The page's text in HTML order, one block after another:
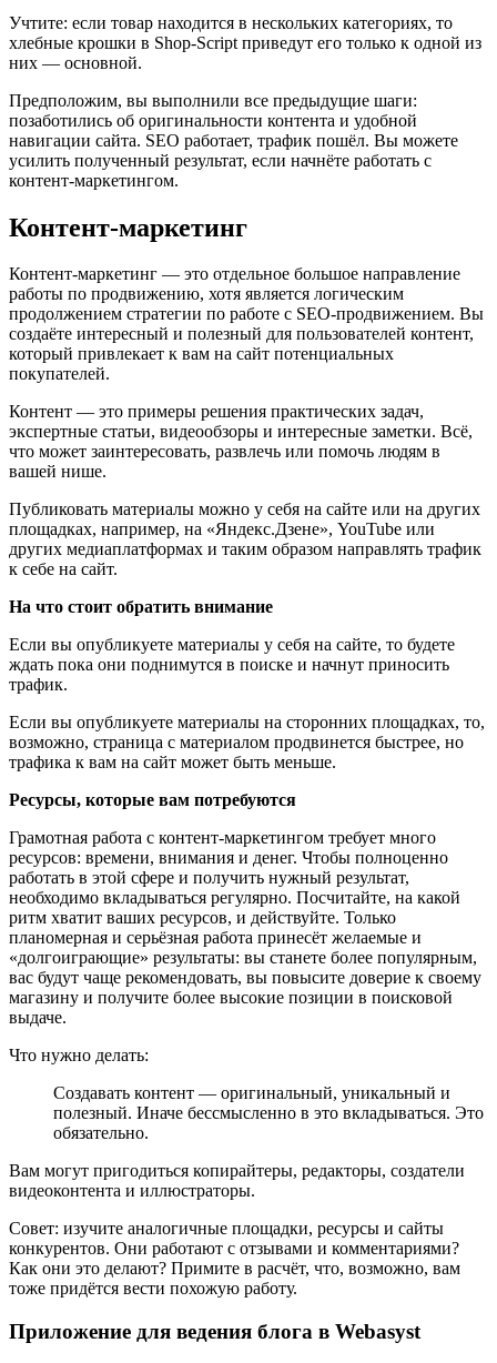
Учтите: если товар находится в нескольких категориях, то
хлебные крошки в Shop-Script приведут его только к одной из
них — основной.
Предположим, вы выполнили все предыдущие шаги:
позаботились об оригинальности контента и удобной
навигации сайта. SEO работает, трафик пошёл. Вы можете
усилить полученный результат, если начнёте работать с
контент-маркетингом.
Контент-маркетинг
Контент-маркетинг — это отдельное большое направление
работы по продвижению, хотя является логическим
продолжением стратегии по работе с SEO-продвижением. Вы
создаёте интересный и полезный для пользователей контент,
который привлекает к вам на сайт потенциальных
покупателей.
Контент — это примеры решения практических задач,
экспертные статьи, видеообзоры и интересные заметки. Всё,
что может заинтересовать, развлечь или помочь людям в
вашей нише.
Публиковать материалы можно у себя на сайте или на других
площадках, например, на «Яндекс.Дзене», YouTube или
других медиаплатформах и таким образом направлять трафик
к себе на сайт.
На что стоит обратить внимание
Если вы опубликуете материалы у себя на сайте, то будете
ждать пока они поднимутся в поиске и начнут приносить
трафик.
Если вы опубликуете материалы на сторонних площадках, то,
возможно, страница с материалом продвинется быстрее, но
трафика к вам на сайт может быть меньше.
Ресурсы, которые вам потребуются
Грамотная работа с контент-маркетингом требует много
ресурсов: времени, внимания и денег. Чтобы полноценно
работать в этой сфере и получить нужный результат,
необходимо вкладываться регулярно. Посчитайте, на какой
ритм хватит ваших ресурсов, и действуйте. Только
планомерная и серьёзная работа принесёт желаемые и
«долгоиграющие» результаты: вы станете более популярным,
вас будут чаще рекомендовать, вы повысите доверие к своему
магазину и получите более высокие позиции в поисковой
выдаче.
Что нужно делать:
Создавать контент — оригинальный, уникальный и
полезный. Иначе бессмысленно в это вкладываться. Это
обязательно.
Вам могут пригодиться копирайтеры, редакторы, создатели
видеоконтента и иллюстраторы.
Совет: изучите аналогичные площадки, ресурсы и сайты
конкурентов. Они работают с отзывами и комментариями?
Как они это делают? Примите в расчёт, что, возможно, вам
тоже придётся вести похожую работу.
Приложение для ведения блога в Webasyst